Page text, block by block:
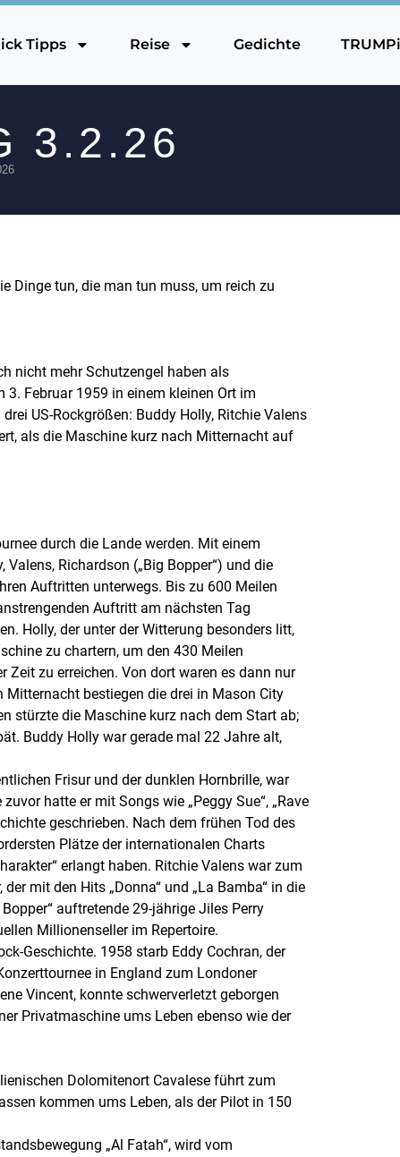
Tipps Reise Gedichte
3.2.26
Dinge tun, die man tun muss, um reich zu
nicht mehr Schutzengel haben als
Februar 1959 in einem kleinen Ort im
US-Rockgrößen: Buddy Holly, Ritchie Valens
als die Maschine kurz nach Mitternacht auf
durch die Lande werden. Mit einem
Richardson („Big Bopper“) und die
Auftritten unterwegs. Bis zu 600 Meilen
Auftritt am nächsten Tag
Holly, der unter der Witterung besonders litt,
zu chartern, um den 430 Meilen
Zeit zu erreichen. Von dort waren es dann nur
bestiegen die drei in Mason City
stürzte die Maschine kurz nach dem Start ab;
Buddy Holly war gerade mal 22 Jahre alt,
Frisur und der dunklen Hornbrille, war
hatte er mit Songs wie „Peggy Sue“, „Rave
geschrieben. Nach dem frühen Tod des
Plätze der internationalen Charts
erlangt haben. Ritchie Valens war zum
mit den Hits „Donna“ und „La Bamba“ in die
auftretende 29-jährige Jiles Perry
Millionenseller im Repertoire.
Geschichte. 1958 starb Eddy Cochran, der
in England zum Londoner
Vincent, konnte schwerverletzt geborgen
Privatmaschine ums Leben ebenso wie der
Dolomitenort Cavalese führt zum
kommen ums Leben, als der Pilot in 150
„Al Fatah“, wird vom